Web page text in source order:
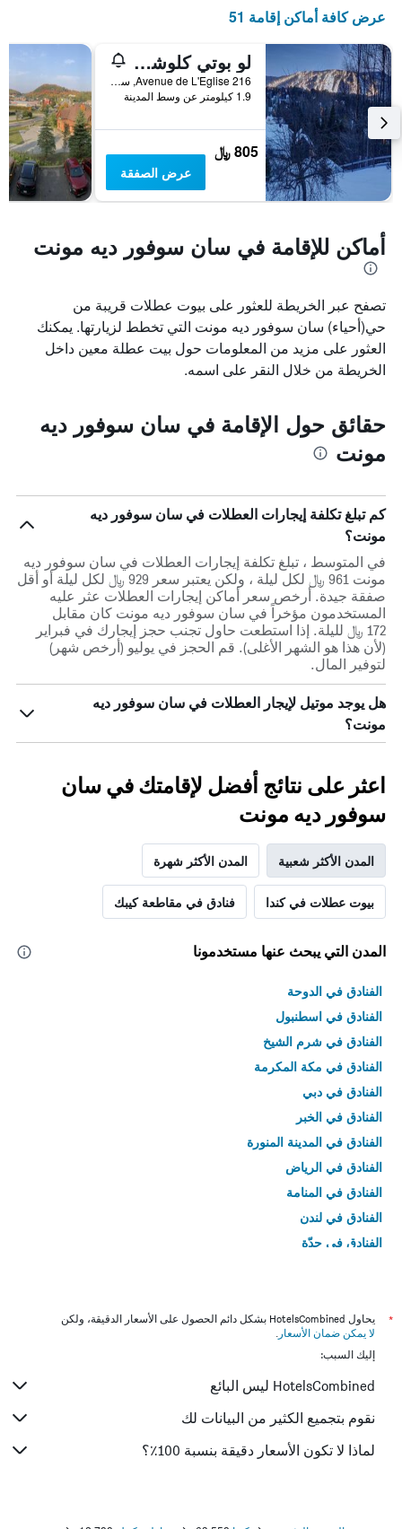
يعرض
أيام
الأسبوع.
يتضمن
المخطط
التالي
1
محور
Y
الذي
يعرض
متوسط
عرض كافة أماكن إقامة 51
لو بوتي كلوشيه جيت توريستيك بد آند بريكفاست
216 Avenue de L'Eglise, سان سوفور ديه مونت, QC, كندا
1.9 كيلومتر عن وسط المدينة
805 ﷼
عرض الصفقة
أماكن للإقامة في سان سوفور ديه مونت
تصفح عبر الخريطة للعثور على بيوت عطلات قريبة من
حي(أحياء) سان سوفور ديه مونت التي تخطط لزيارتها. يمكنك
العثور على مزيد من المعلومات حول بيت عطلة معين داخل
الخريطة من خلال النقر على اسمه.
حقائق حول الإقامة في سان سوفور ديه
مونت
كم تبلغ تكلفة إيجارات العطلات في سان سوفور ديه
مونت؟
في المتوسط ، تبلغ تكلفة إيجارات العطلات في سان سوفور ديه
مونت 961 ﷼ لكل ليلة ، ولكن يعتبر سعر 929 ﷼ لكل ليلة أو أقل
صفقة جيدة. أرخص سعر أماكن إيجارات العطلات عثر عليه
المستخدمون مؤخراً في سان سوفور ديه مونت كان مقابل
172 ﷼ لليلة. إذا استطعت حاول تجنب حجز إيجارك في فبراير
(لأن هذا هو الشهر الأغلى). قم الحجز في يوليو (أرخص شهر)
لتوفير المال.
هل يوجد موتيل لإيجار العطلات في سان سوفور ديه
مونت؟
اعثر على نتائج أفضل لإقامتك في سان
سوفور ديه مونت
المدن الأكثر شعبية المدن الأكثر شهرة
بيوت عطلات في كندا فنادق في مقاطعة كيبك
المدن التي يبحث عنها مستخدمونا
الفنادق في الدوحة
الفنادق في اسطنبول
الفنادق في شرم الشيخ
الفنادق في مكة المكرمة
الفنادق في دبي
الفنادق في الخبر
الفنادق في المدينة المنورة
الفنادق في الرياض
الفنادق في المنامة
الفنادق في لندن
الفنادق في جدّة
*
يحاول HotelsCombined بشكل دائم الحصول على الأسعار الدقيقة، ولكن
لا يمكن ضمان الأسعار .
إليك السبب:
HotelsCombined ليس البائع
نقوم بتجميع الكثير من البيانات لك
لماذا لا تكون الأسعار دقيقة بنسبة 100٪؟